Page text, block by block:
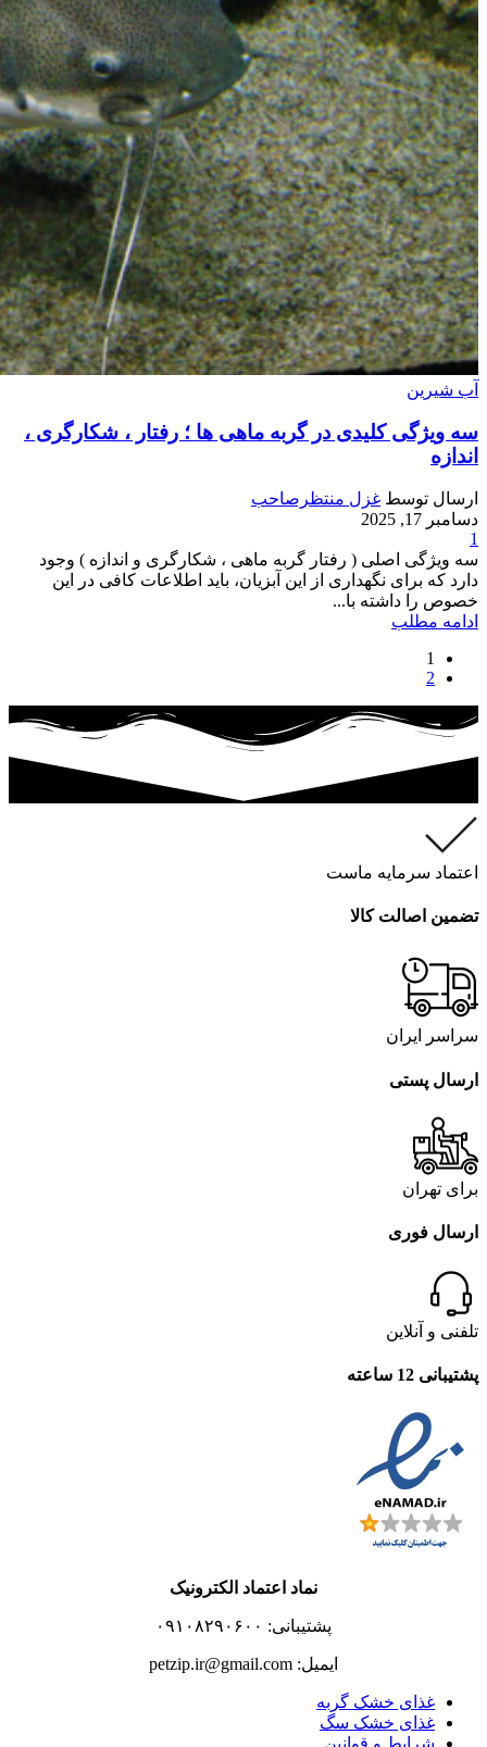
آب شیرین
سه ویژگی کلیدی در گربه ماهی ها ؛ رفتار ، شکارگری ،
اندازه
ارسال توسط غزل منتظرصاحب
دسامبر 17, 2025
1
سه ویژگی اصلی ( رفتار گربه ماهی ، شکارگری و اندازه ) وجود
دارد که برای نگهداری از این آبزیان، باید اطلاعات کافی در این
خصوص را داشته با...
ادامه مطلب
1
2
اعتماد سرمایه ماست
تضمین اصالت کالا
سراسر ایران
ارسال پستی
برای تهران
ارسال فوری
تلفنی و آنلاین
پشتیبانی 12 ساعته
نماد اعتماد الکترونیک
پشتیبانی: ۰۹۱۰۸۲۹۰۶۰۰
ایمیل: petzip.ir@gmail.com
غذای خشک گربه
غذای خشک سگ
شرایط و قوانین